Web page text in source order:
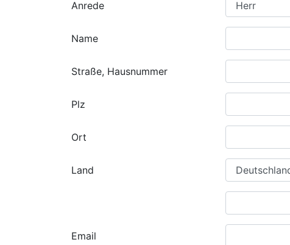
Anrede
Name
Straße, Hausnummer
Plz
Ort
Land
Email